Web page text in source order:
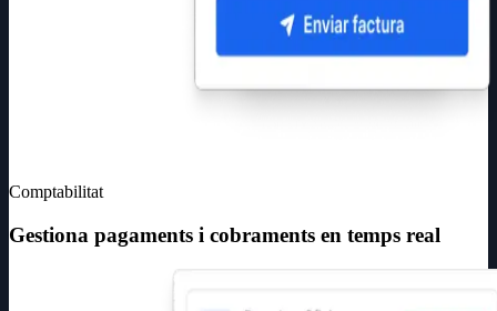
Comptabilitat
Gestiona pagaments i cobraments en temps real